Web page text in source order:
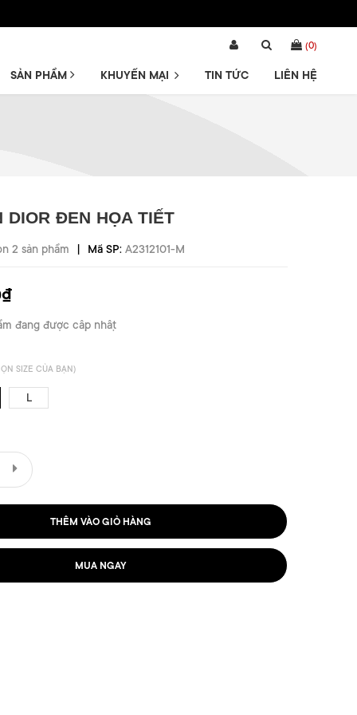
(0)
SẢN PHẨM KHUYẾN MẠI TIN TỨC LIÊN HỆ
DIOR ĐEN HỌA TIẾT
2 sản phẩm | Mã SP: A2312101-M
đang được cập nhật
SIZE CỦA BẠN)
L
THÊM VÀO GIỎ HÀNG
MUA NGAY